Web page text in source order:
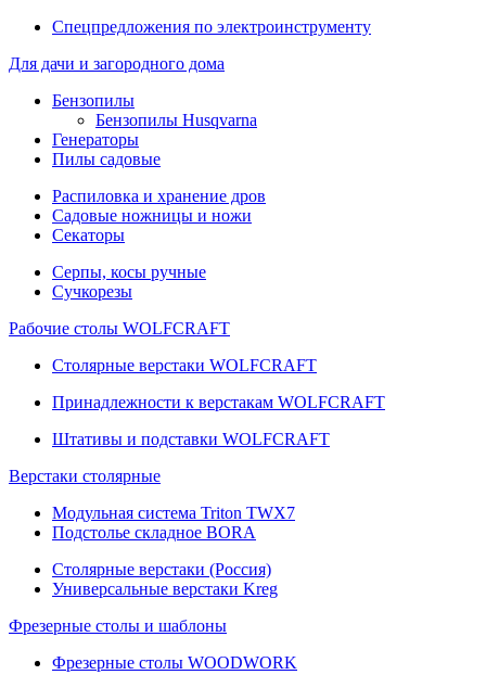
Спецпредложения по электроинструменту
Для дачи и загородного дома
Бензопилы
Бензопилы Husqvarna
Генераторы
Пилы садовые
Распиловка и хранение дров
Садовые ножницы и ножи
Секаторы
Серпы, косы ручные
Сучкорезы
Рабочие столы WOLFCRAFT
Столярные верстаки WOLFCRAFT
Принадлежности к верстакам WOLFCRAFT
Штативы и подставки WOLFCRAFT
Верстаки столярные
Модульная система Triton TWX7
Подстолье складное BORA
Столярные верстаки (Россия)
Универсальные верстаки Kreg
Фрезерные столы и шаблоны
Фрезерные столы WOODWORK